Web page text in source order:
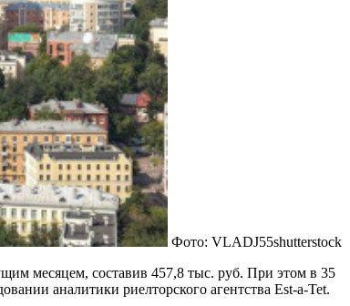
Фото: VLADJ55shutterstock
месяцем, составив 457,8 тыс. руб. При этом в 35
аналитики риелторского агентства Est-a-Tet.